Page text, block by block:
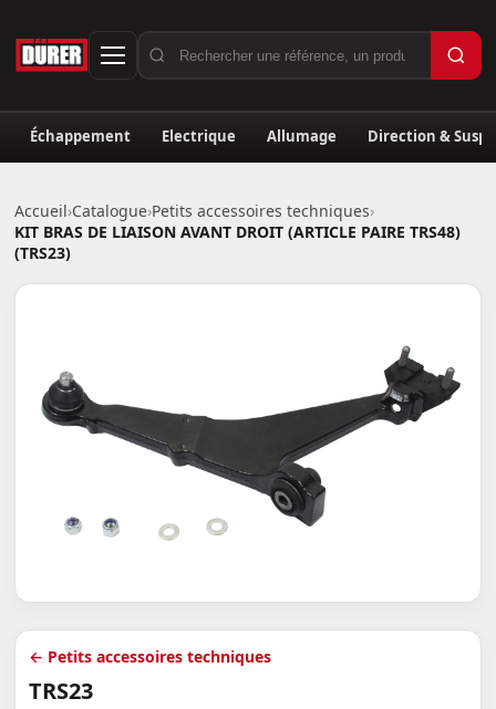
Échappement Electrique Allumage Direction &
Accueil›Catalogue›Petits accessoires techniques›
KIT BRAS DE LIAISON AVANT DROIT (ARTICLE PAIRE TRS48)
(TRS23)
← Petits accessoires techniques
TRS23